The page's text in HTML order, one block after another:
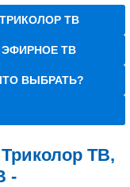
ТРИКОЛОР ТВ
ЭФИРНОЕ ТВ
ВЫБРАТЬ?
ТВ,
-